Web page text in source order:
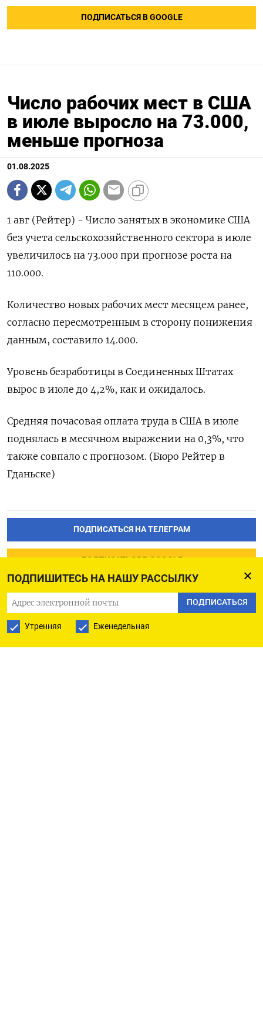
ПОДПИШИТЕСЬ НА НАШУ РАССЫЛКУ
ПОДПИСАТЬСЯ
Утренняя Еженедельная
ПОДПИСАТЬСЯ В GOOGLE
Число рабочих мест в США
в июле выросло на 73.000,
меньше прогноза
01.08.2025
1 авг (Рейтер) - Число занятых в экономике США
без учета сельскохозяйственного сектора в июле
увеличилось на 73.000 при прогнозе роста на
110.000.
Количество новых рабочих мест месяцем ранее,
согласно пересмотренным в сторону понижения
данным, составило 14.000.
Уровень безработицы в Соединенных Штатах
вырос в июле до 4,2%, как и ожидалось.
Средняя почасовая оплата труда в США в июле
поднялась в месячном выражении на 0,3%, что
также совпало с прогнозом. (Бюро Рейтер в
Гданьске)
ПОДПИСАТЬСЯ НА ТЕЛЕГРАМ
ПОДПИСАТЬСЯ В GOOGLE